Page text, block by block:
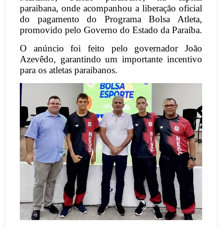
paraibana, onde acompanhou a liberação oficial
do pagamento do Programa Bolsa Atleta,
promovido pelo Governo do Estado da Paraíba.
O anúncio foi feito pelo governador João
Azevêdo, garantindo um importante incentivo
para os atletas paraibanos.